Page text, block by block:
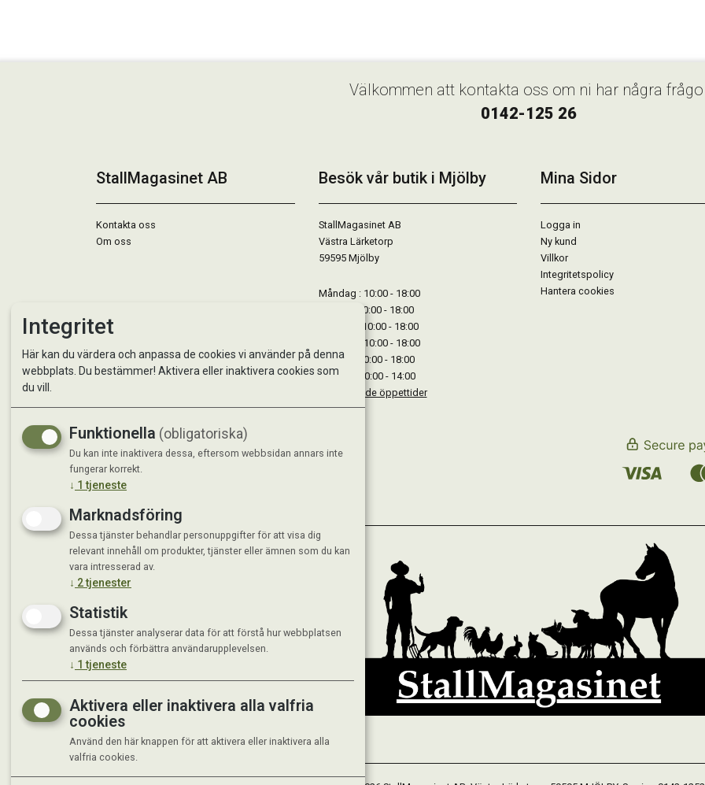
Välkommen att kontakta oss om ni har några
0142-125 26
StallMagasinet AB
Kontakta oss
Om oss
Besök vår butik i Mjölby
StallMagasinet AB
Västra Lärketorp
59595 Mjölby
Måndag : 10:00 - 18:00
Tisdag : 10:00 - 18:00
Onsdag : 10:00 - 18:00
Torsdag : 10:00 - 18:00
Fredag : 10:00 - 18:00
Lördag : 10:00 - 14:00
Se avvikande öppettider
Mina Sidor
Logga in
Ny kund
Villkor
Integritetspolicy
Hantera cookies
Integritet
Här kan du värdera och anpassa de cookies vi använder på denna
webbplats. Du bestämmer! Aktivera eller inaktivera cookies som
du vill.
Funktionella (obligatoriska)
Du kan inte inaktivera dessa, eftersom webbsidan annars inte
fungerar korrekt.
↓ 1 tjeneste
Marknadsföring
Dessa tjänster behandlar personuppgifter för att visa dig
relevant innehåll om produkter, tjänster eller ämnen som du kan
vara intresserad av.
↓ 2tjenester
Statistik
Dessa tjänster analyserar data för att förstå hur webbplatsen
används och förbättra användarupplevelsen.
↓ 1 tjeneste
Aktivera eller inaktivera alla valfria
cookies
Använd den här knappen för att aktivera eller inaktivera alla
valfria cookies.